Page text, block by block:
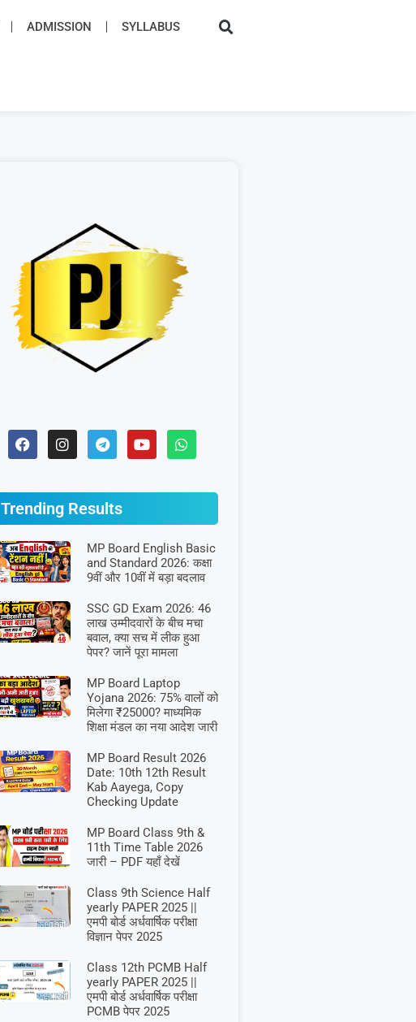
ADMISSION​ SYLLABUS​
Trending Results
MP Board English Basic
and Standard 2026: कक्षा
9वीं और 10वीं में बड़ा बदलाव
SSC GD Exam 2026: 46
लाख उम्मीदवारों के बीच मचा
बवाल, क्या सच में लीक हुआ
पेपर? जानें पूरा मामला
MP Board Laptop
Yojana 2026: 75% वालों को
मिलेगा ₹25000? माध्यमिक
शिक्षा मंडल का नया आदेश जारी
MP Board Result 2026
Date: 10th 12th Result
Kab Aayega, Copy
Checking Update
MP Board Class 9th &
11th Time Table 2026
जारी – PDF यहाँ देखें
Class 9th Science Half
yearly PAPER 2025 ||
एमपी बोर्ड अर्धवार्षिक परीक्षा
विज्ञान पेपर 2025
Class 12th PCMB Half
yearly PAPER 2025 ||
एमपी बोर्ड अर्धवार्षिक परीक्षा
PCMB पेपर 2025